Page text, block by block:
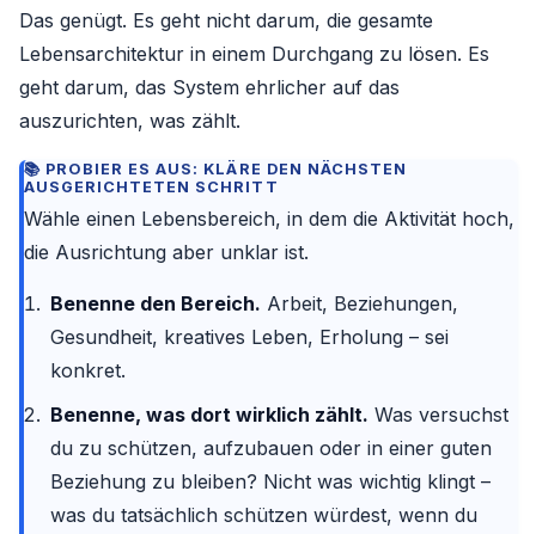
Das genügt. Es geht nicht darum, die gesamte
Lebensarchitektur in einem Durchgang zu lösen. Es
geht darum, das System ehrlicher auf das
auszurichten, was zählt.
PROBIER ES AUS: KLÄRE DEN NÄCHSTEN
AUSGERICHTETEN SCHRITT
Wähle einen Lebensbereich, in dem die Aktivität hoch,
die Ausrichtung aber unklar ist.
Benenne den Bereich. Arbeit, Beziehungen,
Gesundheit, kreatives Leben, Erholung – sei
konkret.
Benenne, was dort wirklich zählt. Was versuchst
du zu schützen, aufzubauen oder in einer guten
Beziehung zu bleiben? Nicht was wichtig klingt –
was du tatsächlich schützen würdest, wenn du